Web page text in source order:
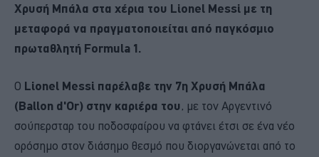
Χρυσή Μπάλα στα χέρια του Lionel Messi με τη
μεταφορά να πραγματοποιείται από παγκόσμιο
πρωταθλητή Formula 1.
Ο Lionel Messi παρέλαβε την 7η Χρυσή Μπάλα
(Ballon d'Or) στην καριέρα του, με τον Αργεντινό
σούπερσταρ του ποδοσφαίρου να φτάνει έτσι σε ένα νέο
ορόσημο στον διάσημο θεσμό που διοργανώνεται από το